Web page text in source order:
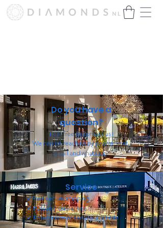
Do you have a
question?
Feel free to contact us!
We can be reached by phone, chat,
email and whatsapp.
Service
✓Free secure shipping.
✓Personal guarantee
✓Entertainment service available